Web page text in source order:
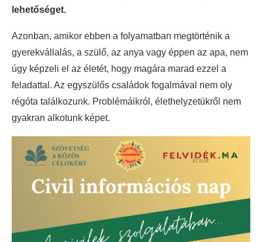
lehetőséget.
Azonban, amikor ebben a folyamatban megtörténik a
gyerekvállalás, a szülő, az anya vagy éppen az apa, nem
úgy képzeli el az életét, hogy magára marad ezzel a
feladattal. Az egyszülős családok fogalmával nem oly
régóta találkozunk. Problémáikról, élethelyzetükről nem
gyakran alkotunk képet.